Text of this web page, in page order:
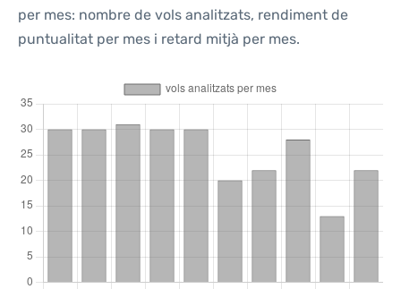
per mes: nombre de vols analitzats, rendiment de
puntualitat per mes i retard mitjà per mes.